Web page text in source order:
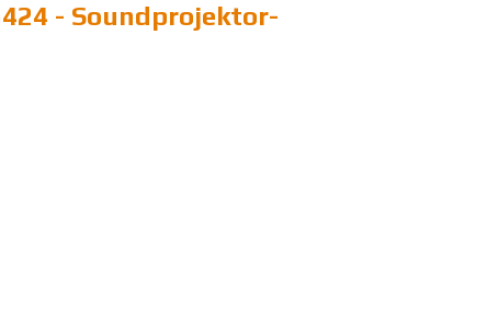
- Soundprojektor-